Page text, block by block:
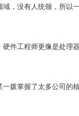
，没有人统领，所
件工程师更像是处理
拨掌握了太多公司的